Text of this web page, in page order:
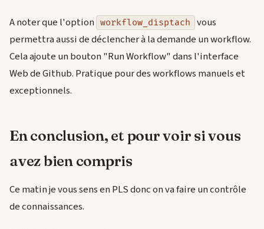
A noter que l'option workflow_disptach
vous
permettra aussi de déclencher à la demande un workflow.
Cela ajoute un bouton "Run Workflow" dans l'interface
Web de Github. Pratique pour des workflows manuels et
exceptionnels.
En conclusion, et pour voir si vous
avez bien compris
Ce matin je vous sens en PLS donc on va faire un contrôle
de connaissances.